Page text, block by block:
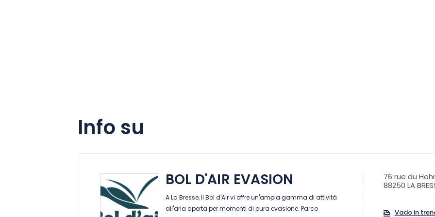
Info su
BOL D'AIR EVASION
A La Bresse, il Bol d'Air vi offre un'ampia gamma di attività
all'aria aperta per momenti di pura evasione. Parco
76 rue du
88250 LA
Vado in